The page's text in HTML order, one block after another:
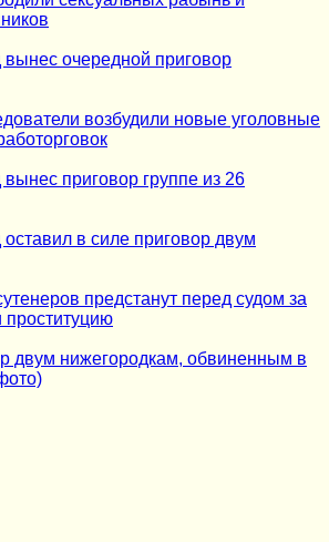
вынес очередной приговор
возбудили новые уголовные
приговор группе из 26
в силе приговор двум
предстанут перед судом за
двум нижегородкам, обвиненным в